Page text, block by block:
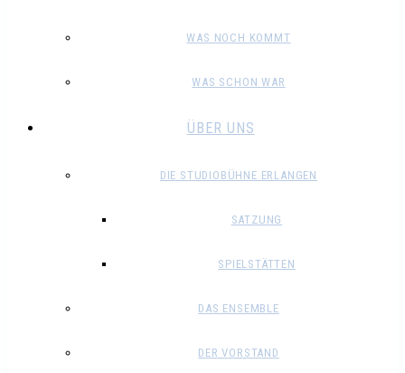
WAS NOCH KOMMT
WAS SCHON WAR
ÜBER UNS
DIE STUDIOBÜHNE ERLANGEN
SATZUNG
SPIELSTÄTTEN
DAS ENSEMBLE
DER VORSTAND